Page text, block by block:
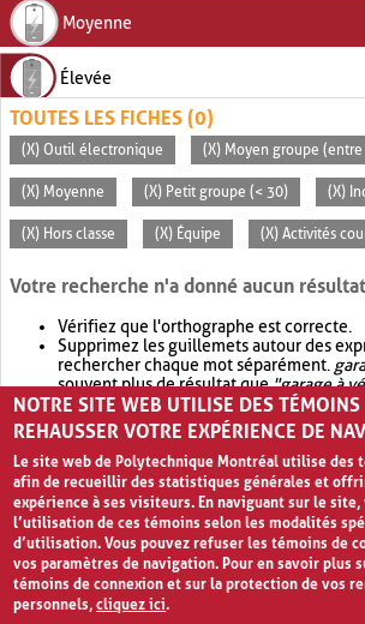
Moyenne
Élevée
TOUTES LES FICHES (0)
(X) Outil électronique (X) Moyen groupe
(X) Moyenne (X) Petit groupe (< 30) (X)
(X) Hors classe (X) Équipe (X) Activités
Votre recherche n'a donné aucun résultat
Vérifiez que l'orthographe est correcte.
Supprimez les guillemets autour des
rechercher chaque mot séparément.
souvent plus de résultat que"garage à
Envisagez d'élargir votre recherche avec
retournera souvent plus de résultat que
NOTRE SITE WEB UTILISE DES TÉMOINS
REHAUSSER VOTRE EXPÉRIENCE DE
Le site web de Polytechnique Montréal utilise des
afin de recueillir des statistiques générales et
expérience à ses visiteurs. En naviguant sur le site,
l’utilisation de ces témoins selon les modalités
d’utilisation. Vous pouvez refuser les témoins de
vos paramètres de navigation. Pour en savoir plus
témoins de connexion et sur la protection de vos
personnels,cliquez ici.